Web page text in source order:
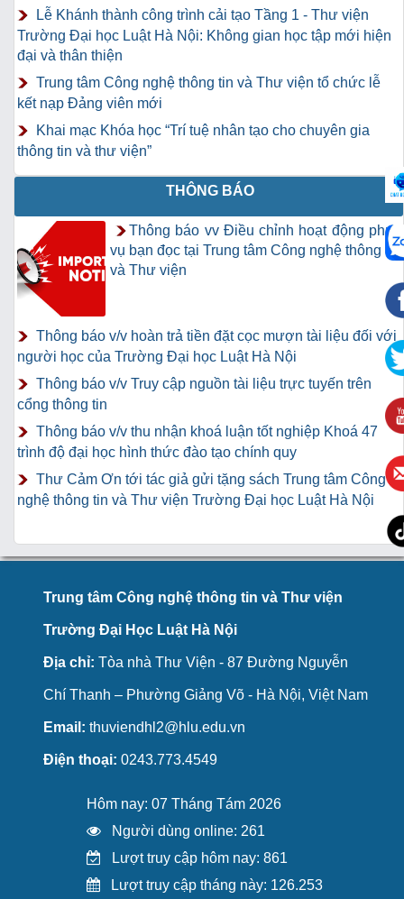
Lễ Khánh thành công trình cải tạo Tầng 1 - Thư viện
Trường Đại học Luật Hà Nội: Không gian học tập mới hiện
đại và thân thiện
Trung tâm Công nghệ thông tin và Thư viện tổ chức lễ
kết nạp Đảng viên mới
Khai mạc Khóa học “Trí tuệ nhân tạo cho chuyên gia
thông tin và thư viện”
THÔNG BÁO
Thông báo vv Điều chỉnh hoạt động phục
vụ bạn đọc tại Trung tâm Công nghệ thông tin
và Thư viện
Thông báo v/v hoàn trả tiền đặt cọc mượn tài liệu đối với
người học của Trường Đại học Luật Hà Nội
Thông báo v/v Truy cập nguồn tài liệu trực tuyến trên
cổng thông tin
Thông báo v/v thu nhận khoá luận tốt nghiệp Khoá 47
trình độ đại học hình thức đào tạo chính quy
Thư Cảm Ơn tới tác giả gửi tặng sách Trung tâm Công
nghệ thông tin và Thư viện Trường Đại học Luật Hà Nội
Trung tâm Công nghệ thông tin và Thư viện
Trường Đại Học Luật Hà Nội
Địa chỉ: Tòa nhà Thư Viện - 87 Đường Nguyễn
Chí Thanh – Phường Giảng Võ - Hà Nội, Việt Nam
Email: thuviendhl2@hlu.edu.vn
Điện thoại: 0243.773.4549
Hôm nay: 07 Tháng Tám 2026
Người dùng online: 261
Lượt truy cập hôm nay: 861
Lượt truy cập tháng này: 126.253